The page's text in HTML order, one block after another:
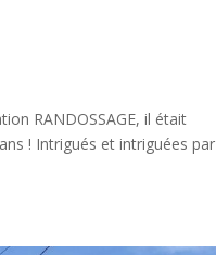
RANDOSSAGE, il était
! Intrigués et intriguées par